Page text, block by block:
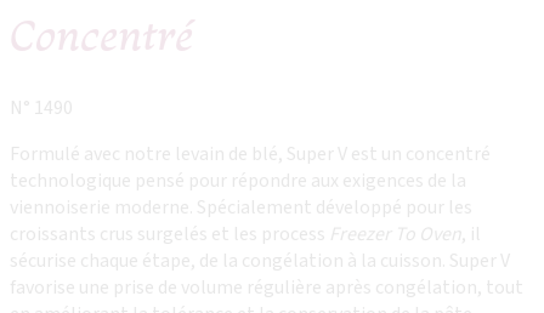
Concentré
N° 1490
Formulé avec notre levain de blé, Super V est un concentré
technologique pensé pour répondre aux exigences de la
viennoiserie moderne. Spécialement développé pour les
croissants crus surgelés et les process Freezer To Oven, il
sécurise chaque étape, de la congélation à la cuisson. Super V
favorise une prise de volume régulière après congélation, tout